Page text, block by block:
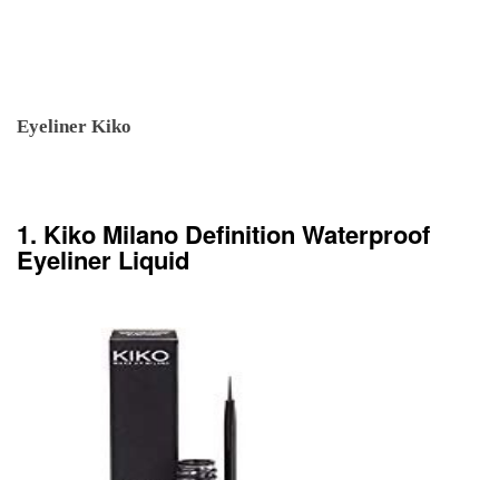
Eyeliner Kiko
1. Kiko Milano Definition Waterproof
Eyeliner Liquid